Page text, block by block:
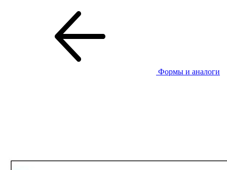
Формы и аналоги